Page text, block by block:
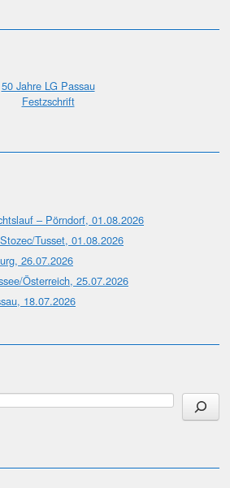
50 Jahre LG Passau
Festzschrift
– Pörndorf, 01.08.2026
Tusset, 01.08.2026
26.07.2026
Österreich, 25.07.2026
18.07.2026